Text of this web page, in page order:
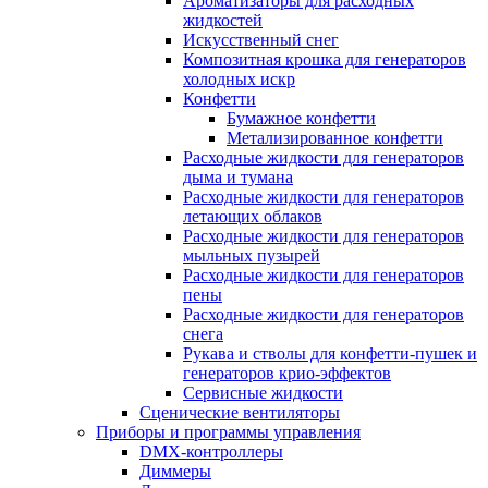
жидкостей
Искусственный снег
Композитная крошка для генераторов
холодных искр
Конфетти
Бумажное конфетти
Метализированное конфетти
Расходные жидкости для генераторов
дыма и тумана
Расходные жидкости для генераторов
летающих облаков
Расходные жидкости для генераторов
мыльных пузырей
Расходные жидкости для генераторов
пены
Расходные жидкости для генераторов
снега
Рукава и стволы для конфетти-пушек и
генераторов крио-эффектов
Сервисные жидкости
Сценические вентиляторы
Приборы и программы управления
DMX-контроллеры
Диммеры